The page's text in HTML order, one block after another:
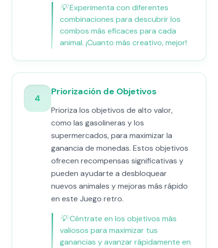
💡Experimenta con diferentes
combinaciones para descubrir los
combos más eficaces para cada
animal. ¡Cuanto más creativo, mejor!
4
Priorización de Objetivos
Prioriza los objetivos de alto valor,
como las gasolineras y los
supermercados, para maximizar la
ganancia de monedas. Estos objetivos
ofrecen recompensas significativas y
pueden ayudarte a desbloquear
nuevos animales y mejoras más rápido
en este Juego retro.
💡Céntrate en los objetivos más
valiosos para maximizar tus
ganancias y avanzar rápidamente en